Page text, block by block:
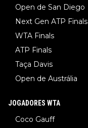
Open de San Diego
Next Gen ATP Finals
WTA Finals
ATP Finals
Taça Davis
Open de Austrália
JOGADORES WTA
Coco Gauff